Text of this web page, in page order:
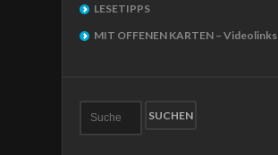
LESETIPPS
MIT OFFENEN KARTEN – Videolinks